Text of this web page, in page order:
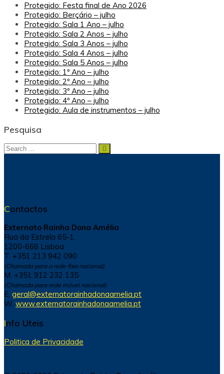
Protegido: Festa final de Ano 2026
Protegido: Berçário – julho
Protegido: Sala 1 Ano – julho
Protegido: Sala 2 Anos – julho
Protegido: Sala 3 Anos – julho
Protegido: Sala 4 Anos – julho
Protegido: Sala 5 Anos – julho
Protegido: 1º Ano – julho
Protegido: 2º Ano – julho
Protegido: 3º Ano – julho
Protegido: 4º Ano – julho
Protegido: Aula de instrumentos – julho
Pesquisa
Search
Search
Contactos
Externato Rainha Dona Amélia
Rua da Estrela 65-1,
1200-668 Lisboa
T. +351 213 942 090
(Chamada para a rede fixa nacional)
M. +351 912 232 135
(Chamada para rede móvel nacional)
E. geral@externatorainhadonaamelia.pt
W. www.externatorainhadonaamelia.pt
Info Uteis
Politica de Privacidade